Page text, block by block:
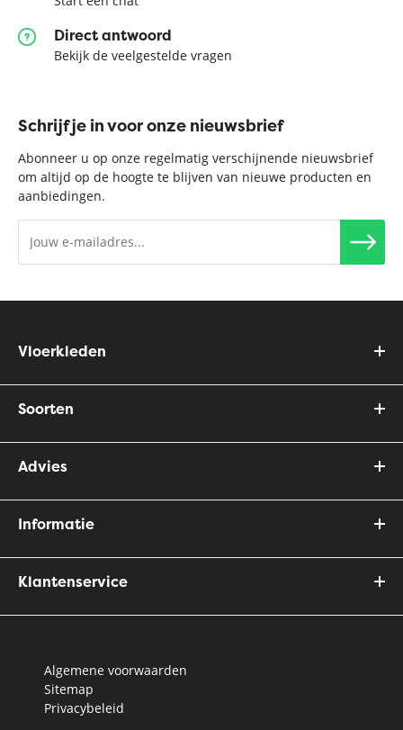
Direct antwoord
Bekijk de veelgestelde vragen
Schrijf je in voor onze nieuwsbrief
Abonneer u op onze regelmatig verschijnende nieuwsbrief
om altijd op de hoogte te blijven van nieuwe producten en
aanbiedingen.
Vloerkleden
Soorten
Advies
Informatie
Klantenservice
Algemene voorwaarden
Sitemap
Privacybeleid